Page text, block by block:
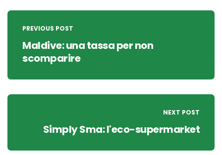
Post
navigation
PREVIOUS POST
Maldive: una tassa per non
scomparire
NEXT POST
Simply Sma: l'eco-supermarket